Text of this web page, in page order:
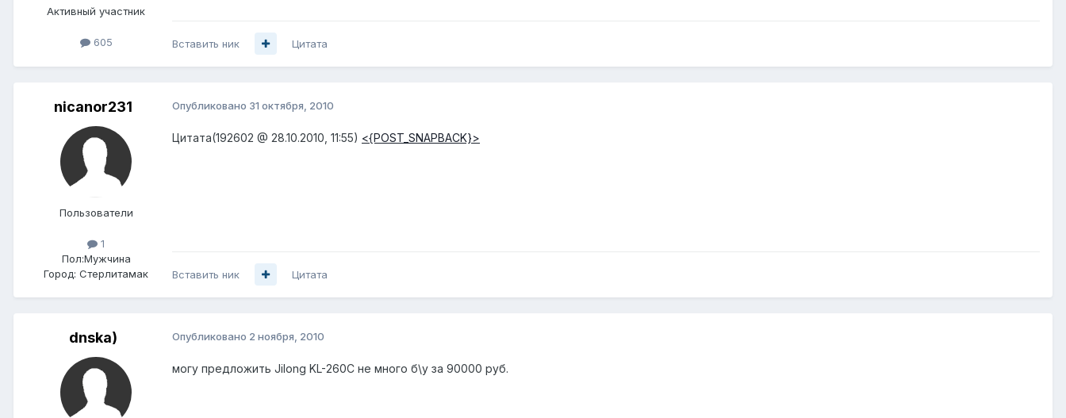
Активный участник
605 Вставить ник Цитата
nicanor231
Пользователи
1
Пол:Мужчина
Город: Стерлитамак
Опубликовано 31 октября, 2010
Цитата(192602 @ 28.10.2010, 11:55) <{POST_SNAPBACK}>
Вставить ник Цитата
dnska) Опубликовано 2 ноября, 2010
могу предложить Jilong KL-260C не много б\у за 90000 руб.